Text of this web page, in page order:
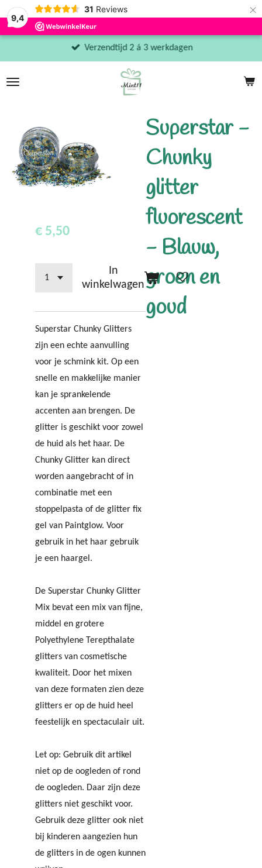
9,4
31 Reviews ×
Verzendtijd 2 á 3 werkdagen
Superstar -
Chunky
glitter
fluorescent
- Blauw,
groen en
goud
€ 5,50
In
winkelwagen
Superstar Chunky Glitters
zijn een echte aanvulling
voor je schmink kit. Op een
snelle en makkelijke manier
kan je sprankelende
accenten aan brengen. De
glitter is geschikt voor zowel
de huid als het haar. De
Chunky Glitter kan direct
worden aangebracht of in
combinatie met een
stoppelpasta of de glitter fix
gel van Paintglow. Voor
gebruik in het haar gebruik
je een haargel.
De Superstar Chunky Glitter
Mix bevat een mix van fijne,
middel en grotere
Polyethylene Terepthalate
glitters van cosmetische
kwaliteit. Door het mixen
van deze formaten zien deze
glitters er op de huid heel
feestelijk en spectaculair uit.
Let op: Gebruik dit artikel
niet op de oogleden of rond
de oogleden. Daar zijn deze
glitters niet geschikt voor.
Gebruik deze glitter ook niet
bij kinderen aangezien hun
de glitters in de ogen kunnen